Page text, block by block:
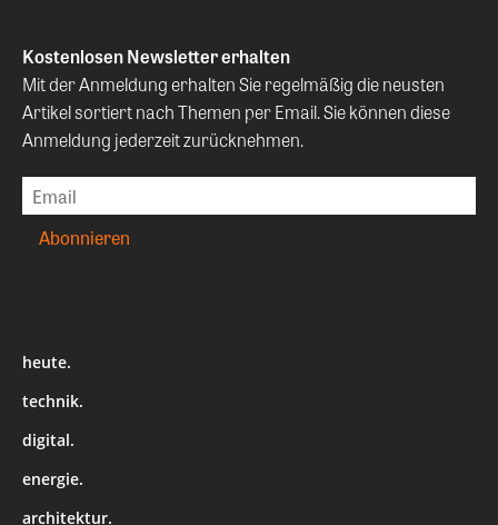
Kostenlosen Newsletter erhalten
Mit der Anmeldung erhalten Sie regelmäßig die neusten
Artikel sortiert nach Themen per Email. Sie können diese
Anmeldung jederzeit zurücknehmen.
heute.
technik.
digital.
energie.
architektur.